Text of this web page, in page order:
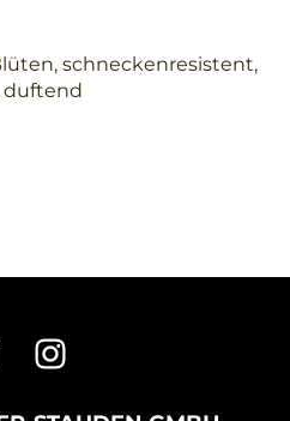
schneckenresistent,
duftend